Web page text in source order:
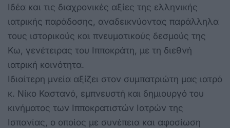
Ιδέα και τις διαχρονικές αξίες της ελληνικής
ιατρικής παράδοσης, αναδεικνύοντας παράλληλα
τους ιστορικούς και πνευματικούς δεσμούς της
Κω, γενέτειρας του Ιπποκράτη, με τη διεθνή
ιατρική κοινότητα.
Ιδιαίτερη μνεία αξίζει στον συμπατριώτη μας ιατρό
κ. Νίκο Καστανό, εμπνευστή και δημιουργό του
κινήματος των Ιπποκρατιστών Ιατρών της
Ισπανίας, ο οποίος με συνέπεια και αφοσίωση